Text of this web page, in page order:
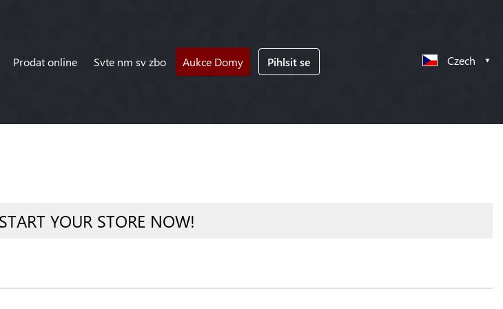
Prodat online Svte nm sv zbo Aukce Domy Pihlsit se Czech
YOUR STORE NOW!